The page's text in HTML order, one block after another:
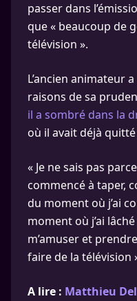
passer dans
que « beaucoup de
télévision ».
L’ancien animateur
raisons de sa
il a sombré dans la
où il avait déjà
« Je ne sais pas
commencé à taper,
du moment où j’ai
moment où j’ai
m’amuser et
faire de la télévision
A lire : Matthieu